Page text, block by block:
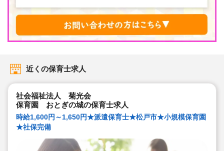
近くの保育士求人
社会福祉法人 菊光会
保育園 おとぎの城の保育士求人
時給1,600円～1,650円★派遣保育士★松戸市★小規模保育園
★社保完備